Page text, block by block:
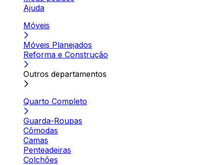
Ajuda
Móveis
Móveis Planejados
Reforma e Construção
Outros departamentos
Quarto Completo
Guarda-Roupas
Cômodas
Camas
Penteadeiras
Colchões